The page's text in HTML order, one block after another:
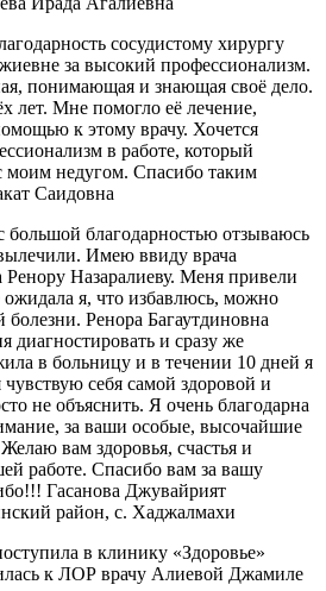
сосудистому хирургу
за высокий профессионализм.
понимающая и знающая своё дело.
лет. Мне помогло её лечение,
к этому врачу. Хочется
в работе, который
моим недугом. Спасибо таким
Саидовна
благодарностью отзываюсь
Имею ввиду врача
Ренору Назаралиеву. Меня привели
ожидала я, что избавлюсь, можно
болезни. Ренора Багаутдиновна
диагностировать и сразу же
в больницу и в течении 10 дней я
чувствую себя самой здоровой и
не объяснить. Я очень благодарна
за ваши особые, высочайшие
вам здоровья, счастья и
работе. Спасибо вам за вашу
Гасанова Джувайрият
район, с. Хаджалмахи
в клинику «Здоровье»
к ЛОР врачу Алиевой Джамиле